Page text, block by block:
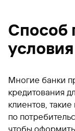
Способ
Многие банки
кредитования
клиентов,
по
чтобы